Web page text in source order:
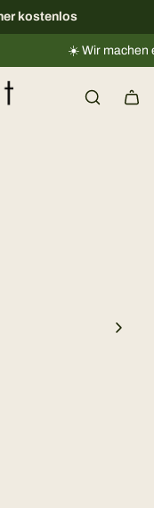
kostenlos
Versand
☀️ Wir machen eine